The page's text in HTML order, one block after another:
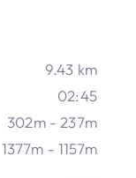
9.43 km
02:45
302m - 237m
1377m - 1157m